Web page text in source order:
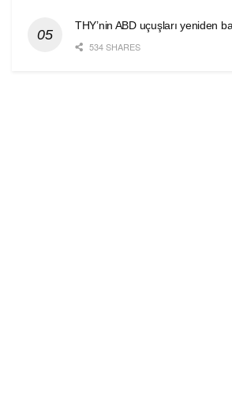
THY’nin ABD uçuşları yeniden
534 SHARES